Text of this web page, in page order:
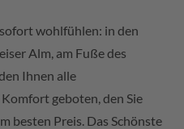
wohlfühlen: in den
Alm, am Fuße des
Ihnen alle
geboten, den Sie
besten Preis. Das Schönste